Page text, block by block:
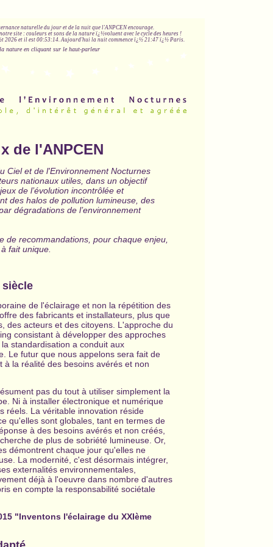
naturelle du jour et de la nuit que l'ANPCEN encourage.
site : couleurs et sons de la nature ï¿½voluent avec le cycle des heures !
2026 et il est 00:53:15.Aujourd'hui la nuit commence ï¿½ 21:47 ï¿½ Paris.
nature en cliquant sur le haut-parleur
de l'ANPCEN
Ciel et de l'Environnement Nocturnes
nationaux utiles, dans un objectif
de l’évolution incontrôlée et
des halos de pollution lumineuse, des
dégradations de l’environnement
de recommandations, pour chaque enjeu,
fait unique.
siècle
de l'éclairage et non la répétition des
des fabricants et installateurs, plus que
des acteurs et des citoyens. L'approche du
consistant à développer des approches
standardisation a conduit aux
Le futur que nous appelons sera fait de
la réalité des besoins avérés et non
pas du tout à utiliser simplement la
Ni à installer électronique et numérique
réels. La véritable innovation réside
qu'elles sont globales, tant en termes de
à des besoins avérés et non créés,
de plus de sobriété lumineuse. Or,
démontrent chaque jour qu'elles ne
La modernité, c'est désormais intégrer,
externalités environnementales,
déjà à l'oeuvre dans nombre d'autres
en compte la responsabilité sociétale
"Inventons l'éclairage du XXIème